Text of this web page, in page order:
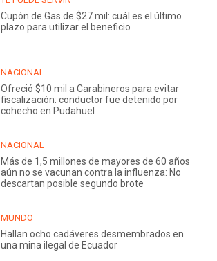
Cupón de Gas de $27 mil: cuál es el último
plazo para utilizar el beneficio
NACIONAL
Ofreció $10 mil a Carabineros para evitar
fiscalización: conductor fue detenido por
cohecho en Pudahuel
NACIONAL
Más de 1,5 millones de mayores de 60 años
aún no se vacunan contra la influenza: No
descartan posible segundo brote
MUNDO
Hallan ocho cadáveres desmembrados en
una mina ilegal de Ecuador